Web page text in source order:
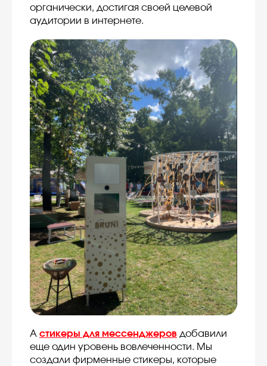
органически, достигая своей целевой
аудитории в интернете.
А стикеры для мессенджеров добавили
еще один уровень вовлеченности. Мы
создали фирменные стикеры, которые